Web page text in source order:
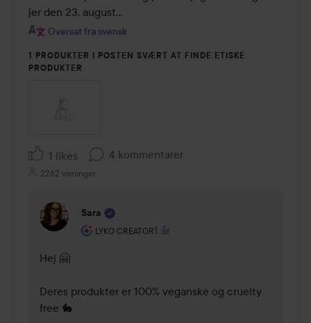
jer den 23. august...
Oversat fra svensk
1 PRODUKTER I POSTEN SVÆRT AT FINDE ETISKE
PRODUKTER
1 likes 4 kommentarer
2262 visninger
Sara
LYKO CREATOR
Brugerens rolle: Lyko Creator.
1 år
Kommentaren lades 1 år
Hej 🤗
Deres produkter er 100% veganske og cruelty
free 🐇